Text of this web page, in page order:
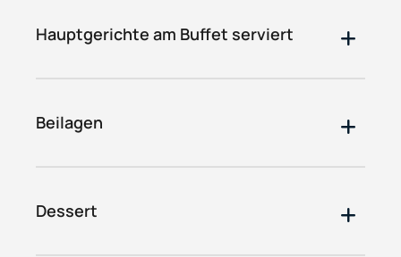
Hauptgerichte am Buffet serviert
Beilagen
Dessert